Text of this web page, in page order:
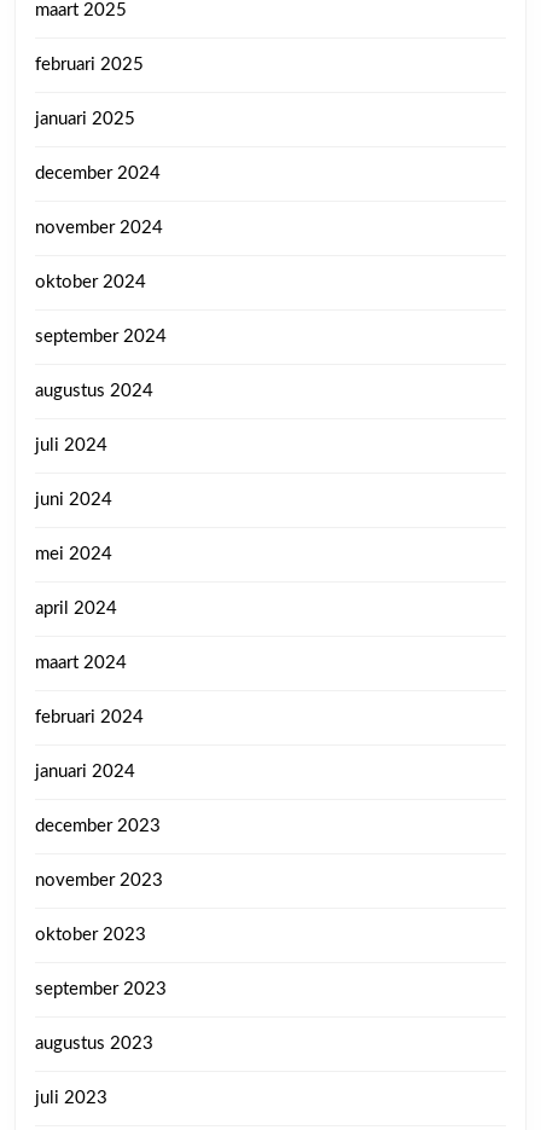
maart 2025
februari 2025
januari 2025
december 2024
november 2024
oktober 2024
september 2024
augustus 2024
juli 2024
juni 2024
mei 2024
april 2024
maart 2024
februari 2024
januari 2024
december 2023
november 2023
oktober 2023
september 2023
augustus 2023
juli 2023